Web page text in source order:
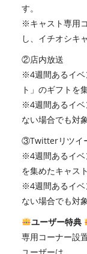
す。
※キャスト専用
し、イチオシキ
②店内放送
※4週間あるイベ
ト」のギフトを
※4週間あるイベ
ない場合でも対
③Twitterリツイ
※4週間あるイベ
を集めたキャス
※4週間あるイベ
ない場合でも対
ユーザー特典
専用コーナー設